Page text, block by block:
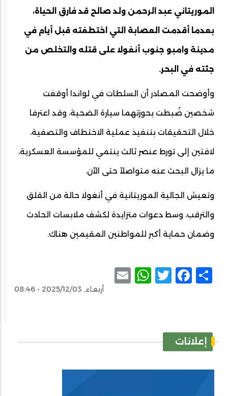
الموريتاني عبد الرحمن ولد صالح قد فارق الحياة،
بعدما أقدمت العصابة التي اختطفته قبل أيام في
مدينة وامبو جنوب أنغولا على قتله والتخلص من
جثته في البحر.
وأوضحت المصادر أن السلطات في لواندا أوقفت
شخصين ضُبطت بحوزتهما سيارة الضحية، وقد اعترفا
خلال التحقيقات بتنفيذ عملية الاختطاف والتصفية،
لافتين إلى تورط عنصر ثالث ينتمي للمؤسسة العسكرية،
ما يزال البحث عنه متواصلاً حتى الآن.
وتعيش الجالية الموريتانية في أنغولا حالة من القلق
والترقب، وسط دعوات متزايدة لكشف ملابسات الحادث
وضمان حماية أكبر للمواطنين المقيمين هناك.
Share
Facebook
Twitter
WhatsApp
أربعاء, 2025/12/03 - 08:46
إعلانات